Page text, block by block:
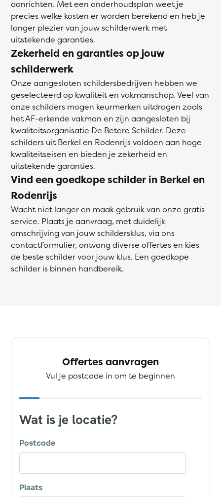
aanrichten. Met een onderhoudsplan weet je
precies welke kosten er worden berekend en heb je
langer plezier van jouw schilderwerk met
uitstekende garanties.
Zekerheid en garanties op jouw
schilderwerk
Onze aangesloten schildersbedrijven hebben we
geselecteerd op kwaliteit en vakmanschap. Veel van
onze schilders mogen keurmerken uitdragen zoals
het AF-erkende vakman en zijn aangesloten bij
kwaliteitsorganisatie De Betere Schilder. Deze
schilders uit Berkel en Rodenrijs voldoen aan hoge
kwaliteitseisen en bieden je zekerheid en
uitstekende garanties.
Vind een goedkope schilder in Berkel en
Rodenrijs
Wacht niet langer en maak gebruik van onze gratis
service. Plaats je aanvraag, met duidelijk
omschrijving van jouw schildersklus, via ons
contactformulier, ontvang diverse offertes en kies
de beste schilder voor jouw klus. Een goedkope
schilder is binnen handbereik.
Offertes aanvragen
Vul je postcode in om te beginnen